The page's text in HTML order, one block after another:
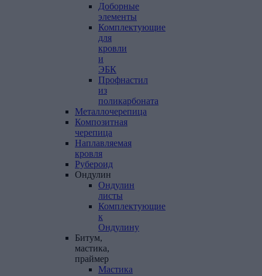
Доборные
элементы
Комплектующие
для
кровли
и
ЭБК
Профнастил
из
поликарбоната
Металлочерепица
Композитная
черепица
Наплавляемая
кровля
Рубероид
Ондулин
Ондулин
листы
Комплектующие
к
Ондулину
Битум,
мастика,
праймер
Мастика